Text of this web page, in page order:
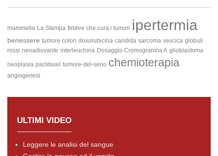
mammella La Stampa febbre che cura i tumori ipertermia
benessere tumore colon doxorubicina candida sarcoma vescica globuli
rossi neoadiuvante interleuchina Dosaggio Cromogranina A glioblastoma
neoplasia paclitaxel tumore-del-seno chemioterapia
angiogenesi
ULTIMI VIDEO
Leggere le analisi del sangue